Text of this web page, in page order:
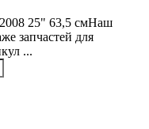
25" 63,5 смНаш
запчастей для
...